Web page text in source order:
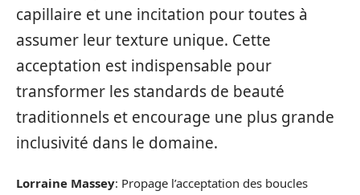
capillaire et une incitation pour toutes à
assumer leur texture unique. Cette
acceptation est indispensable pour
transformer les standards de beauté
traditionnels et encourage une plus grande
inclusivité dans le domaine.
Lorraine Massey: Propage l’acceptation des boucles